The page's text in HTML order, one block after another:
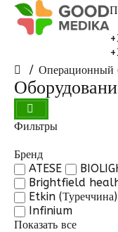
Операционный
Фильтры
Бренд
ATESE
Brightfield
Etkin (Туреччина)
Infinium
Показать все